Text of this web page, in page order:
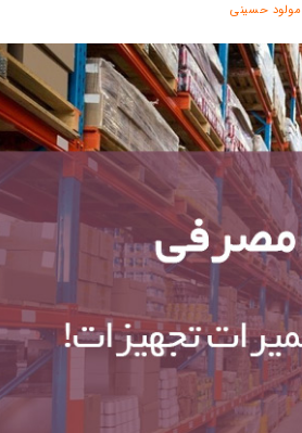
مولود حسینی